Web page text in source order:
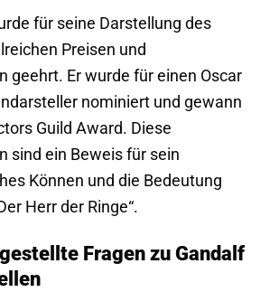
für seine Darstellung des
Preisen und
geehrt. Er wurde für einen Oscar
nominiert und gewann
Guild Award. Diese
sind ein Beweis für sein
Können und die Bedeutung
Herr der Ringe“.
Fragen zu Gandalf